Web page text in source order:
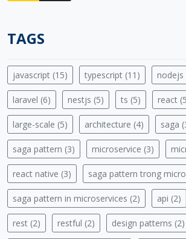
TAGS
javascript (15) typescript (11) nodejs
laravel (6) nestjs (5) ts (5) react
large-scale (5) architecture (4) saga
saga pattern (3) microservice (3)
react native (3) saga pattern trong
saga pattern in microservices (2) api (2)
rest (2) restful (2) design patterns (2)